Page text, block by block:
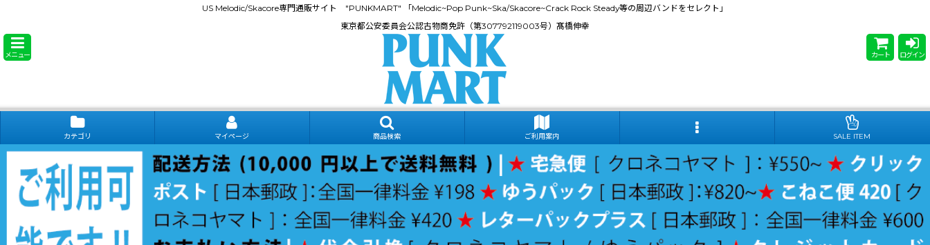
US Melodic/Skacore専門通販サイト "PUNKMART" 「Melodic~Pop Punk~Ska/Skacore~Crack Rock Steady等の周辺バンドをセレクト」
東京都公安委員会公認古物商免許（第307792119003号）髙橋伸幸
メニュー カート ログイン
カテゴリ マイページ 商品検索 ご利用案内 SALE ITEM